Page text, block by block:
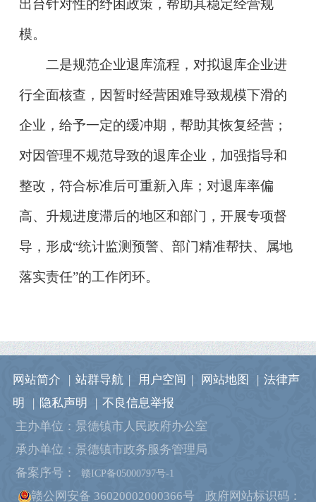
出台针对性的纾困政策，帮助其稳定经营规
模。
二是规范企业退库流程，对拟退库企业进
行全面核查，因暂时经营困难导致规模下滑的
企业，给予一定的缓冲期，帮助其恢复经营；
对因管理不规范导致的退库企业，加强指导和
整改，符合标准后可重新入库；对退库率偏
高、升规进度滞后的地区和部门，开展专项督
导，形成“统计监测预警、部门精准帮扶、属地
落实责任”的工作闭环。
网站简介 | 站群导航 | 用户空间 | 网站地图 | 法律声
明
| 隐私声明 | 不良信息举报
主办单位：景德镇市人民政府办公室
承办单位：景德镇市政务服务管理局
备案序号：
赣ICP备05000797号-1
赣公网安备 36020002000366号 政府网站标识码：